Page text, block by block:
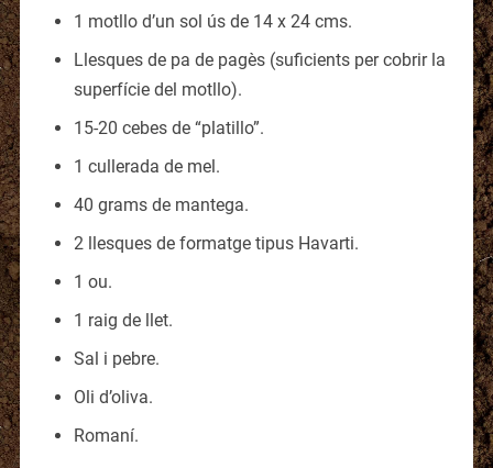
1 motllo d’un sol ús de 14 x 24 cms.
Llesques de pa de pagès (suficients per cobrir la
superfície del motllo).
15-20 cebes de “platillo”.
1 cullerada de mel.
40 grams de mantega.
2 llesques de formatge tipus Havarti.
1 ou.
1 raig de llet.
Sal i pebre.
Oli d’oliva.
Romaní.